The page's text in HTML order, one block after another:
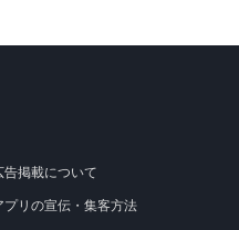
告掲載について
プリの宣伝・集客方法